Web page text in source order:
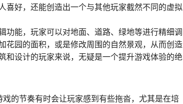
喜好，还能创造出一个与其他玩家截然不同的虚拟
功能，玩家可以对地面、道路、绿地等进行精细调
花园的面积，或是修改周围的自然景观，从而创造
和设计的玩家来说，无疑是一个提升游戏体验的绝
戏的节奏有时会让玩家感到有些拖沓，尤其是在培